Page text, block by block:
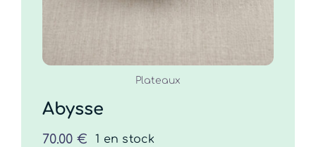
Plateaux
Abysse
70.00 € 1 en stock